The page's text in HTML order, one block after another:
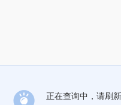
正在查询中，请刷